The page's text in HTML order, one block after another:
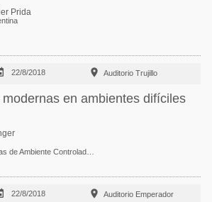
Prida
22/8/2018  Auditorio Trujillo
en ambientes difíciles
22/8/2018  Auditorio Emperador